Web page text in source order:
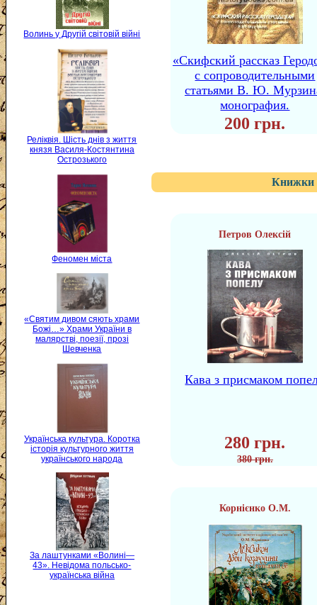
Волинь у Другій світовій війні
Реліквія. Шість днів з життя
князя Василя-Костянтина
Острозького
Феномен міста
«Святим дивом сяють храми
Божі…» Храми України в
малярстві, поезії, прозі
Шевченка
Українська культура. Коротка
історія культурного життя
українського народа
За лаштунками «Волині—
43». Невідома польсько-
українська війна
«Скифский рассказ
с сопроводительными
статьями В. Ю.
монография.
200 грн.
Книжки
Петров Олексій
Кава з присмаком
280 грн.
380 грн.
Корнієнко О.М.